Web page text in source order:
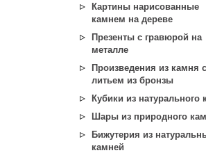
Картины нарисованные
камнем на дереве
Презенты с гравюрой на
металле
Произведения из камня с
литьем из бронзы
Кубики из натурального
Шары из природного
Бижутерия из
камней